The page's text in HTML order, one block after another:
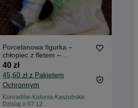
Porcelanowa figurka –
chłopiec z fletem –
sygnowana, 1957, LEE
40 zł
45,60 zł z Pakietem
Ochronnym
Konradów-Kolonia Kaszubska
Dzisiaj o 07:12